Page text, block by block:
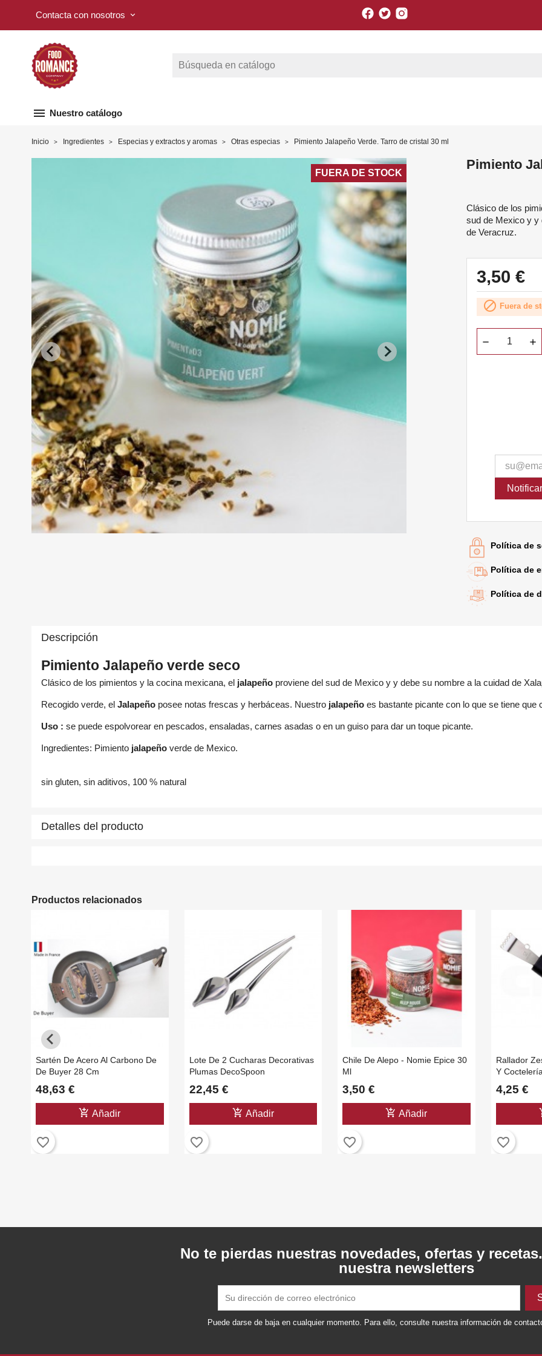
Crear lista de deseos
Iniciar sesión
Contacta con nosotros keyboard_arrow_down Facebook
Twitter
menu Nuestro catálogo
Inicio Ingredientes Especias y extractos y aromas Otras especias Pimiento Jalapeño Verde. Tarro de cristal 30 ml
FUERA DE STOCK
Pimiento
Clásico de los
sud de Mexico y y
de Veracruz.
3,50 €
 Fuera de
Política de
Política de
Política de
Descripción
Pimiento Jalapeño verde seco
Clásico de los pimientos y la cocina mexicana, el jalapeño proviene del sud de Mexico y y debe su nombre a la cuidad de
Recogido verde, el Jalapeño posee notas frescas y herbáceas. Nuestro jalapeño es bastante picante con lo que se tiene que
Uso : se puede espolvorear en pescados, ensaladas, carnes asadas o en un guiso para dar un toque picante.
Ingredientes: Pimiento jalapeño verde de Mexico.
sin gluten, sin aditivos, 100 % natural
Detalles del producto
Productos relacionados
Sartén De Acero Al Carbono De
De Buyer 28 Cm
48,63 €
add_shopping_cart Añadir
favorite_border
Lote De 2 Cucharas Decorativas
Plumas DecoSpoon
22,45 €
add_shopping_cart Añadir
favorite_border
Chile De Alepo - Nomie Epice 30
Ml
3,50 €
add_shopping_cart Añadir
favorite_border
Rallador
Y Coctelería
4,25 €
favorite_border
No te pierdas nuestras novedades, ofertas y
nuestra newsletters
Puede darse de baja en cualquier momento. Para ello, consulte nuestra información de